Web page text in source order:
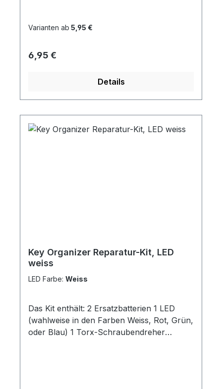
Varianten ab 5,95 €
Regulärer Preis:
6,95 €
Details
Key Organizer Reparatur-Kit, LED
weiss
LED Farbe: Weiss
Das Kit enthält: 2 Ersatzbatterien 1 LED
(wahlweise in den Farben Weiss, Rot, Grün,
oder Blau) 1 Torx-Schraubendreher